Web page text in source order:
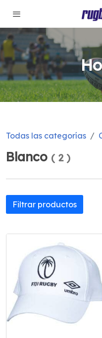
Todas las categorías
Blanco ( 2 )
Filtrar productos